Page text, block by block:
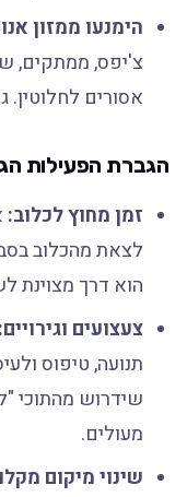
הימנעו ממזון
צ'יפס, ממתקים,
אסורים לחלוטין.
הגברת הפעילות
זמן מחוץ לכלוב:
לצאת מהכלוב
הוא דרך מצוינת
צעצועים וגירויים:
תנועה, טיפוס
שידרוש מהתוכי
מעולים.
שינוי מיקום